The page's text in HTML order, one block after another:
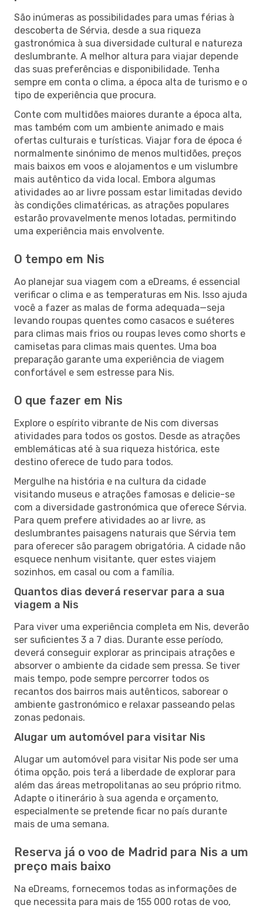
São inúmeras as possibilidades para umas férias à
descoberta de Sérvia, desde a sua riqueza
gastronómica à sua diversidade cultural e natureza
deslumbrante. A melhor altura para viajar depende
das suas preferências e disponibilidade. Tenha
sempre em conta o clima, a época alta de turismo e o
tipo de experiência que procura.
Conte com multidões maiores durante a época alta,
mas também com um ambiente animado e mais
ofertas culturais e turísticas. Viajar fora de época é
normalmente sinónimo de menos multidões, preços
mais baixos em voos e alojamentos e um vislumbre
mais autêntico da vida local. Embora algumas
atividades ao ar livre possam estar limitadas devido
às condições climatéricas, as atrações populares
estarão provavelmente menos lotadas, permitindo
uma experiência mais envolvente.
O tempo em Nis
Ao planejar sua viagem com a eDreams, é essencial
verificar o clima e as temperaturas em Nis. Isso ajuda
você a fazer as malas de forma adequada—seja
levando roupas quentes como casacos e suéteres
para climas mais frios ou roupas leves como shorts e
camisetas para climas mais quentes. Uma boa
preparação garante uma experiência de viagem
confortável e sem estresse para Nis.
O que fazer em Nis
Explore o espírito vibrante de Nis com diversas
atividades para todos os gostos. Desde as atrações
emblemáticas até à sua riqueza histórica, este
destino oferece de tudo para todos.
Mergulhe na história e na cultura da cidade
visitando museus e atrações famosas e delicie-se
com a diversidade gastronómica que oferece Sérvia.
Para quem prefere atividades ao ar livre, as
deslumbrantes paisagens naturais que Sérvia tem
para oferecer são paragem obrigatória. A cidade não
esquece nenhum visitante, quer estes viajem
sozinhos, em casal ou com a família.
Quantos dias deverá reservar para a sua
viagem a Nis
Para viver uma experiência completa em Nis, deverão
ser suficientes 3 a 7 dias. Durante esse período,
deverá conseguir explorar as principais atrações e
absorver o ambiente da cidade sem pressa. Se tiver
mais tempo, pode sempre percorrer todos os
recantos dos bairros mais autênticos, saborear o
ambiente gastronómico e relaxar passeando pelas
zonas pedonais.
Alugar um automóvel para visitar Nis
Alugar um automóvel para visitar Nis pode ser uma
ótima opção, pois terá a liberdade de explorar para
além das áreas metropolitanas ao seu próprio ritmo.
Adapte o itinerário à sua agenda e orçamento,
especialmente se pretende ficar no país durante
mais de uma semana.
Reserva já o voo de Madrid para Nis a um
preço mais baixo
Na eDreams, fornecemos todas as informações de
que necessita para mais de 155 000 rotas de voo,